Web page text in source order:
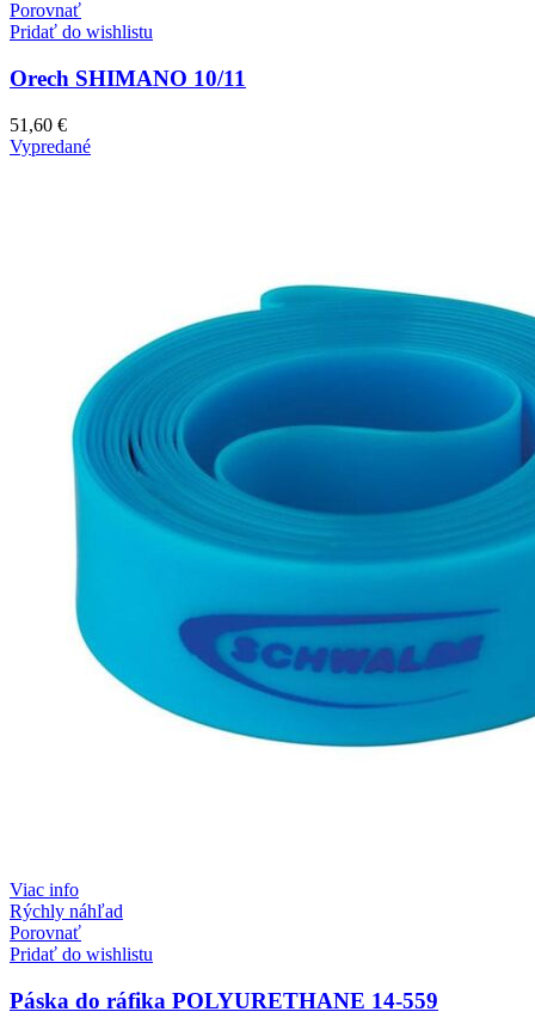
Porovnať
Pridať do wishlistu
Orech SHIMANO 10/11
51,60 €
Vypredané
Viac info
Rýchly náhľad
Porovnať
Pridať do wishlistu
Páska do ráfika POLYURETHANE 14-559